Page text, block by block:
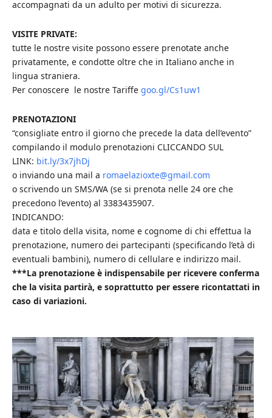
accompagnati da un adulto per motivi di sicurezza.
VISITE PRIVATE:
tutte le nostre visite possono essere prenotate anche
privatamente, e condotte oltre che in Italiano anche in
lingua straniera.
Per conoscere le nostre Tariffe goo.gl/Cs1uw1
PRENOTAZIONI
“consigliate entro il giorno che precede la data dell’evento”
compilando il modulo prenotazioni CLICCANDO SUL
LINK: bit.ly/3x7jhDj
o inviando una mail a romaelazioxte@gmail.com
o scrivendo un SMS/WA (se si prenota nelle 24 ore che
precedono l’evento) al 3383435907.
INDICANDO:
data e titolo della visita, nome e cognome di chi effettua la
prenotazione, numero dei partecipanti (specificando l’età di
eventuali bambini), numero di cellulare e indirizzo mail.
***La prenotazione è indispensabile per ricevere conferma
che la visita partirà, e soprattutto per essere ricontattati in
caso di variazioni.